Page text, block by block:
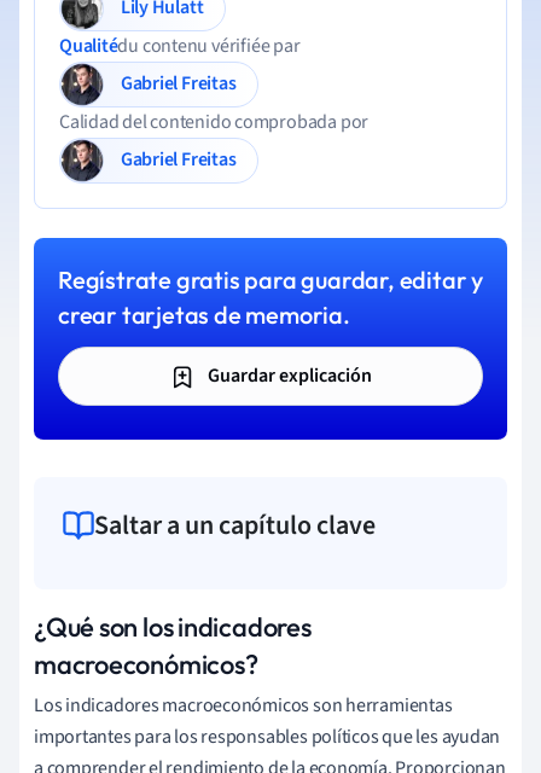
Lily Hulatt
Qualitédu contenu vérifiée par
Gabriel Freitas
Calidad del contenido comprobada por
Gabriel Freitas
Regístrate gratis para guardar, editar y
crear tarjetas de memoria.
Guardar explicación
Saltar a un capítulo clave
¿Qué son los indicadores
macroeconómicos?
Los indicadores macroeconómicos son herramientas
importantes para los responsables políticos que les ayudan
a comprender el rendimiento de la economía. Proporcionan